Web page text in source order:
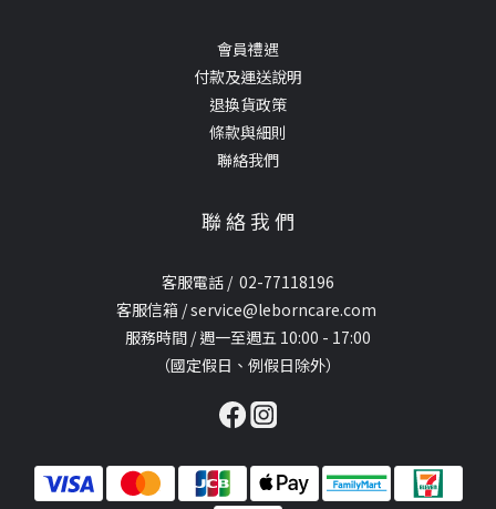
會員禮遇
付款及運送說明
退換貨政策
條款與細則
聯絡我們
聯 絡 我 們
客服電話 / 02-77118196
客服信箱 / service@leborncare.com
服務時間 / 週一至週五 10:00 - 17:00
（國定假日、例假日除外）